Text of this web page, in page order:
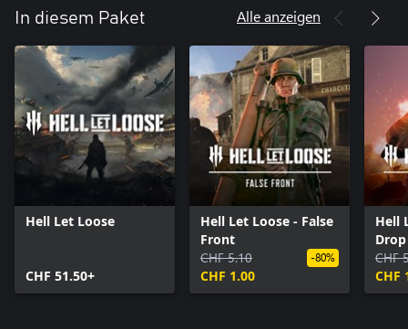
In diesem Paket Alle anzeigen
Hell Let Loose
CHF 51.50+
Hell Let Loose - False
Front
CHF 5.10
CHF 1.00
-80%
Hell
Drop
CHF
CHF